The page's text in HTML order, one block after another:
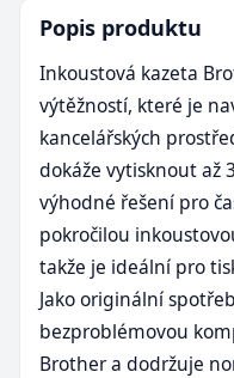
Popis produktu
Inkoustová kazeta
výtěžností, které je
kancelářských
dokáže vytisknout až
výhodné řešení pro
pokročilou
takže je ideální pro
Jako originální
bezproblémovou
Brother a dodržuje